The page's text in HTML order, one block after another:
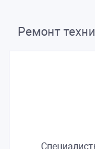
Ремонт